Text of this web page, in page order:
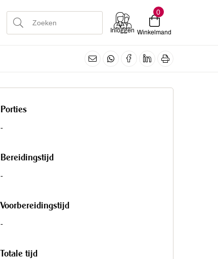
Inloggen
0
Winkelmand
Porties
-
Bereidingstijd
-
Voorbereidingstijd
-
Totale tijd